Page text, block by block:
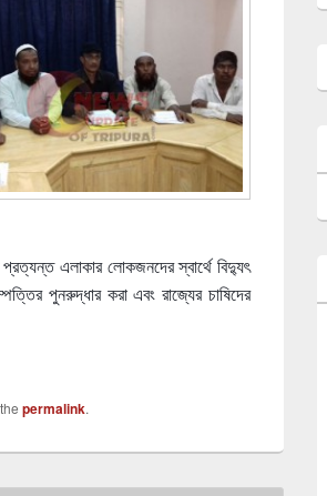
প্রত্যন্ত এলাকার লোকজনদের স্বার্থে বিদ্যুৎ
পুনরুদ্ধার করা এবং রাজ্যের চাষিদের
permalink.